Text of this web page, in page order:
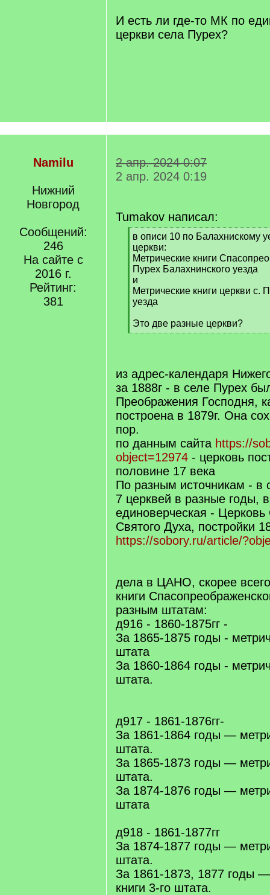
И есть ли где-то МК по
церкви села Пурех?
Namilu
Нижний
Новгород
Сообщений:
246
На сайте с
2016 г.
Рейтинг:
381
2 апр. 2024 0:07
2 апр. 2024 0:19
Tumakov написал:
[
q
]
в описи 10 по Балахнискому
церкви:
Метрические книги
Пурех Балахнинского уезда
и
Метрические книги церкви с.
уезда
Это две разные церкви?
[
из адрес-календаря
за 1888г - в селе Пурех
Преображения Господня,
построена в 1879г. Она
пор.
по данным сайта https://
object=12974 - церковь
половине 17 века
По разным источникам - в
7 церквей в разные годы,
единоверческая -
Святого Духа, постройки
https://sobory.ru/article/
дела в ЦАНО, скорее
книги
разным штатам:
д916 - 1860-1875гг -
За 1865-1875 годы -
штата
За 1860-1864 годы -
штата.
д917 - 1861-1876гг-
За 1861-1864 годы —
штата.
За 1865-1873 годы —
штата.
За 1874-1876 годы —
штата
д918 - 1861-1877гг
За 1874-1877 годы —
штата.
За 1861-1873, 1877 годы —
книги 3-го штата.